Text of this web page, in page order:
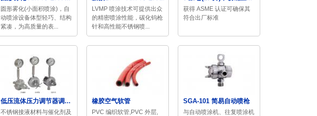
圆形雾化(小面积喷涂)，自
动喷涂设备体型轻巧、结构
紧凑，为高质量的表...
LVMP 喷涂技术可提供出众
的精密喷涂性能，碳化钨枪
针和高性能不锈钢喷...
获得 ASME 认证可确保其
符合出厂标准
低压流体压力调节器调...
不锈钢接液材料与催化剂及
橡胶空气软管
PVC 编织软管,PVC 外层,
SGA-101 简易自动喷枪
与自动喷涂机、往复喷涂机